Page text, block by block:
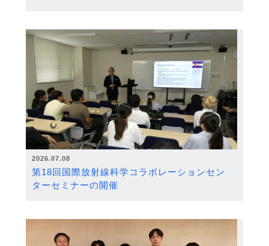
2026.07.08
第18回国際放射線科学コラボレーションセン
ターセミナーの開催